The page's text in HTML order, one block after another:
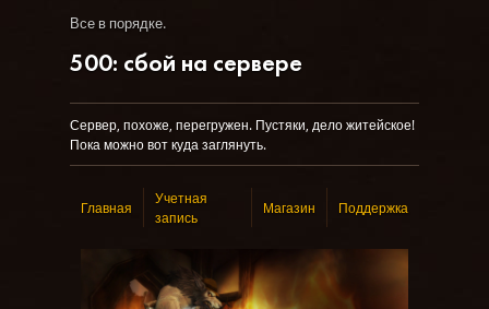
Все в порядке.
500: сбой на сервере
Сервер, похоже, перегружен. Пустяки, дело житейское!
Пока можно вот куда заглянуть.
Главная
Учетная
запись
Магазин Поддержка